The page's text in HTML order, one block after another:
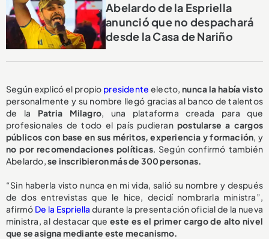
Abelardo de la Espriella
anunció que no despachará
desde la Casa de Nariño
Según explicó el propio presidente electo,nunca la había visto
personalmente y su nombre llegó gracias al banco de talentos
de la Patria Milagro, una plataforma creada para que
profesionales de todo el país pudieranpostularse a cargos
públicos con base en sus méritos, experiencia y formación , y
no por recomendaciones políticas. Según confirmó también
Abelardo, se inscribieron más de 300 personas.
“Sin haberla visto nunca en mi vida, salió su nombre y después
de dos entrevistas que le hice, decidí nombrarla ministra”,
afirmó De la Espriella durante la presentación oficial de la nueva
ministra, al destacar queeste es el primer cargo de alto nivel
que se asigna mediante este mecanismo.